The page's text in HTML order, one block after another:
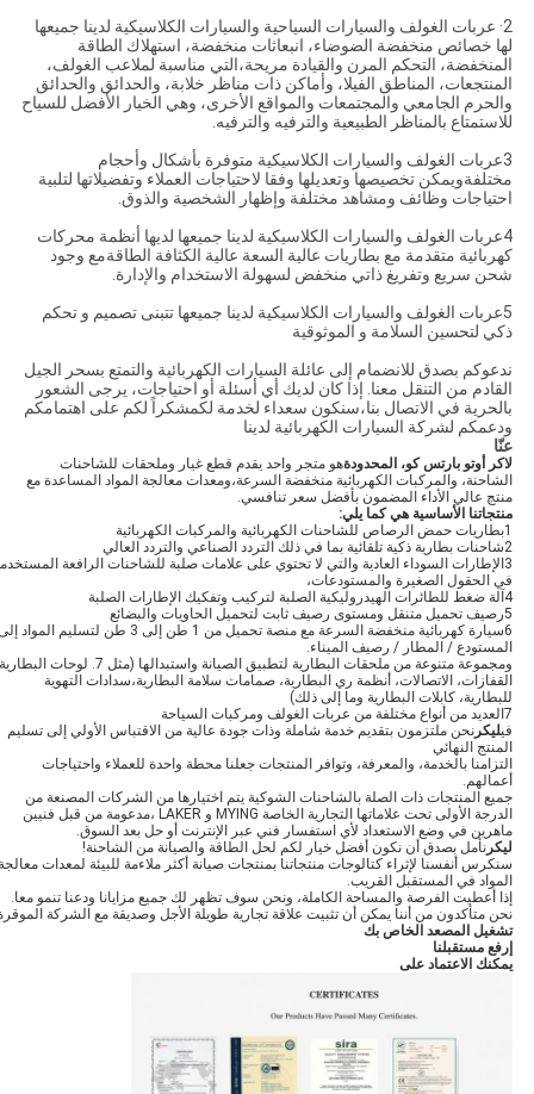
2· عربات الغولف والسيارات السياحية والسيارات الكلاسيكية لدينا جميعها
لها خصائص منخفضة الضوضاء، انبعاثات منخفضة، استهلاك الطاقة
المنخفضة، التحكم المرن والقيادة مريحة،التي مناسبة لملاعب الغولف،
المنتجعات، المناطق الفيلا، وأماكن ذات مناظر خلابة، والحدائق والحدائق
والحرم الجامعي والمجتمعات والمواقع الأخرى، وهي الخيار الأفضل للسياح
للاستمتاع بالمناظر الطبيعية والترفيه والترفيه.
3عربات الغولف والسيارات الكلاسيكية متوفرة بأشكال وأحجام
مختلفةويمكن تخصيصها وتعديلها وفقا لاحتياجات العملاء وتفضيلاتها لتلبية
احتياجات وظائف ومشاهد مختلفة وإظهار الشخصية والذوق.
4عربات الغولف والسيارات الكلاسيكية لدينا جميعها لديها أنظمة محركات
كهربائية متقدمة مع بطاريات عالية السعة عالية الكثافة الطاقةمع وجود
شحن سريع وتفريغ ذاتي منخفض لسهولة الاستخدام والإدارة.
5عربات الغولف والسيارات الكلاسيكية لدينا جميعها تتبنى تصميم و تحكم
ذكي لتحسين السلامة و الموثوقية
ندعوكم بصدق للانضمام إلى عائلة السيارات الكهربائية والتمتع بسحر الجيل
القادم من التنقل معنا. إذا كان لديك أي أسئلة أو احتياجات، يرجى الشعور
بالحرية في الاتصال بنا،سنكون سعداء لخدمة لكمشكراً لكم على اهتمامكم
ودعمكم لشركة السيارات الكهربائية لدينا
عنّا
لاكر أوتو بارتس كو، المحدودةهو متجر واحد يقدم قطع غيار وملحقات للشاحنات
الشاحنة، والمركبات الكهربائية منخفضة السرعة،ومعدات معالجة المواد المساعدة مع
منتج عالي الأداء المضمون بأفضل سعر تنافسي.
منتجاتنا الأساسية هي كما يلي:
1بطاريات حمض الرصاص للشاحنات الكهربائية والمركبات الكهربائية
2شاحنات بطارية ذكية تلقائية بما في ذلك التردد الصناعي والتردد العالي
3الإطارات السوداء العادية والتي لا تحتوي على علامات صلبة للشاحنات الرافعة
في الحقول الصغيرة والمستودعات،
4آلة ضغط للطائرات الهيدروليكية الصلبة لتركيب وتفكيك الإطارات الصلبة
5رصيف تحميل متنقل ومستوى رصيف ثابت لتحميل الحاويات والبضائع
6سيارة كهربائية منخفضة السرعة مع منصة تحميل من 1 طن إلى 3 طن لتسليم المواد
المستودع / المطار / رصيف الميناء.
ومجموعة متنوعة من ملحقات البطارية لتطبيق الصيانة واستبدالها (مثل 7. لوحات
القفازات، الاتصالات، أنظمة ري البطارية، صمامات سلامة البطارية،سدادات التهوية
للبطارية، كابلات البطارية وما إلى ذلك)
7العديد من أنواع مختلفة من عربات الغولف ومركبات السياحة
فيليكر نحن ملتزمون بتقديم خدمة شاملة وذات جودة عالية من الاقتباس الأولي إلى تسليم
المنتج النهائي
التزامنا بالخدمة، والمعرفة، وتوافر المنتجات جعلنا محطة واحدة للعملاء واحتياجات
أعمالهم.
جميع المنتجات ذات الصلة بالشاحنات الشوكية يتم اختيارها من الشركات المصنعة من
الدرجة الأولى تحت علاماتها التجارية الخاصة MYING و LAKER ،مدعومة من قبل فنيين
ماهرين في وضع الاستعداد لأي استفسار فني عبر الإنترنت أو حل بعد السوق.
ليكر نأمل بصدق أن نكون أفضل خيار لكم لحل الطاقة والصيانة من الشاحنة!
سنكرس أنفسنا لإثراء كتالوجات منتجاتنا بمنتجات صيانة أكثر ملاءمة للبيئة لمعدات
المواد في المستقبل القريب.
إذا أعطيت الفرصة والمساحة الكاملة، ونحن سوف تظهر لك جميع مزايانا ودعنا تنمو معا.
نحن متأكدون من أننا يمكن أن تثبيت علاقة تجارية طويلة الأجل وصديقة مع الشركة
تشغيل المصعد الخاص بك
إرفع مستقبلنا
يمكنك الاعتماد على